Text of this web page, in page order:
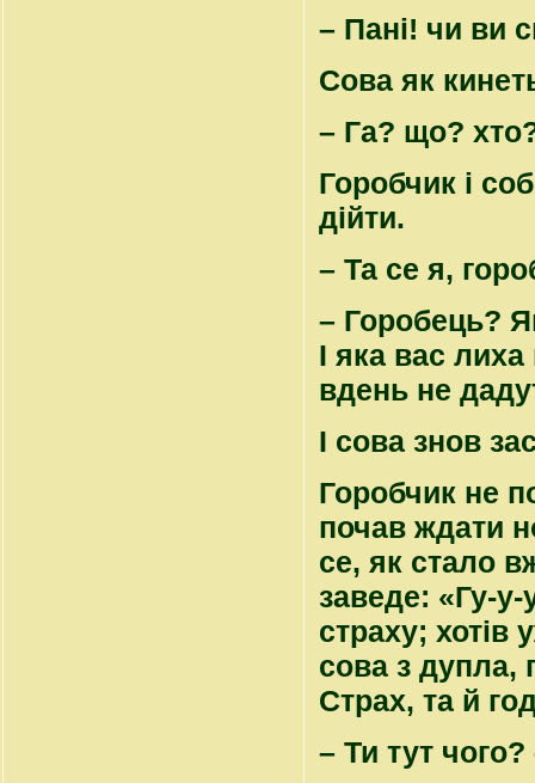
– Пані! чи ви
Сова як
– Га? що?
Горобчик і
дійти.
– Та се я,
– Горобець?
І яка вас
вдень не
І сова знов
Горобчик не
почав ждати
се, як стало
заведе: «Гу-у-
страху; хотів
сова з дупла,
Страх, та й
– Ти тут